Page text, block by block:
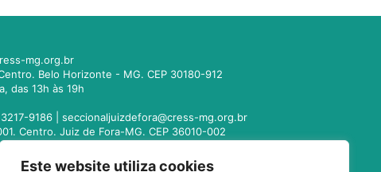
Este website utiliza cookies
mg.org.br
Belo Horizonte - MG. CEP 30180-912
das 13h às 19h
3217-9186 |seccionaljuizdefora@cress-mg.org.br
Centro. Juiz de Fora-MG. CEP 36010-002
das 13h às 19h